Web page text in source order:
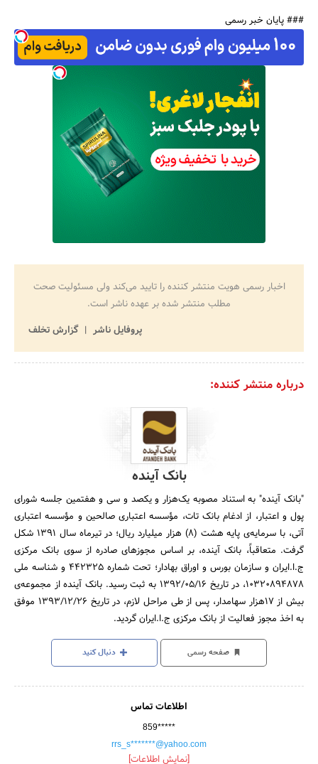
### پایان خبر رسمی
اخبار رسمی هویت منتشر کننده را تایید می‌کند ولی مسئولیت صحت
مطلب منتشر شده بر عهده ناشر است.
پروفایل ناشر
گزارش تخلف
درباره منتشر کننده:
بانک آینده
"بانک آینده" به استناد مصوبه یک‌هزار و یکصد و سی و هفتمین جلسه شورای
پول و اعتبار، از ادغام بانک تات، ‌مؤسسه اعتباری صالحین و ‌مؤسسه اعتباری
آتی، با سرمایه‌ی پایه هشت (۸) هزار میلیارد ریال؛ در تیرماه سال ۱۳۹۱ شکل
گرفت. متعاقباً، بانک آینده، بر اساس مجوزهای صادره از سوی بانک مرکزی
ج.ا.ایران و سازمان بورس و اوراق بهادار؛ تحت شماره ۴۴۲۳۲۵ و شناسه ملی
۱۰۳۲۰۸۹۴۸۷۸، در تاریخ ۱۳۹۲/۰۵/۱۶ به ثبت رسید. بانک آینده از مجموعه‌ی
بیش از ۱۷هزار سهامدار، پس از طی مراحل لازم، در تاریخ ۱۳۹۳/۱۲/۲۶ موفق
به اخذ مجوز فعالیت از بانک مرکزی ج.ا.ایران گردید.
صفحه رسمی دنبال کنید
اطلاعات تماس
859*****
rrs_s*******@yahoo.com
[نمایش اطلاعات]